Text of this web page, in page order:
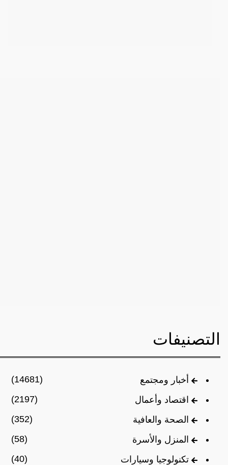
التصنيفات
أخبار ومجتمع
(14681)
اقتصاد وأعمال
(2197)
الصحة والعافية
(352)
المنزل والأسرة
(58)
تكنولوجيا وسيارات
(40)